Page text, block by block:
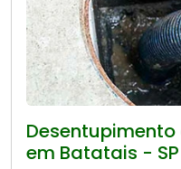
em Batatais - SP